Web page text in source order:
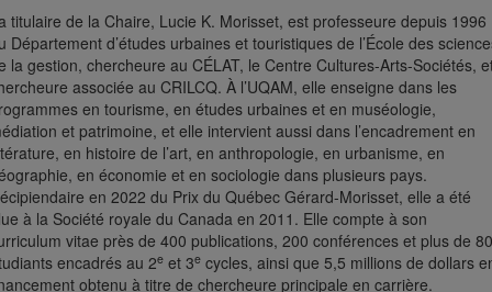
titulaire de la Chaire, Lucie K. Morisset, est professeure depuis 1996
Département d’études urbaines et touristiques de l’École des
la gestion, chercheure au CÉLAT, le Centre Cultures-Arts-Sociétés,
associée au CRILCQ. À l’UQAM, elle enseigne dans les
en tourisme, en études urbaines et en muséologie,
et patrimoine, et elle intervient aussi dans l’encadrement en
en histoire de l’art, en anthropologie, en urbanisme, en
en économie et en sociologie dans plusieurs pays.
en 2022 du Prix du Québec Gérard-Morisset, elle a été
à la Société royale du Canada en 2011. Elle compte à son
vitae près de 400 publications, 200 conférences et plus de 80
encadrés au 2e et 3e cycles, ainsi que 5,5 millions de dollars
obtenu à titre de chercheure principale en carrière.